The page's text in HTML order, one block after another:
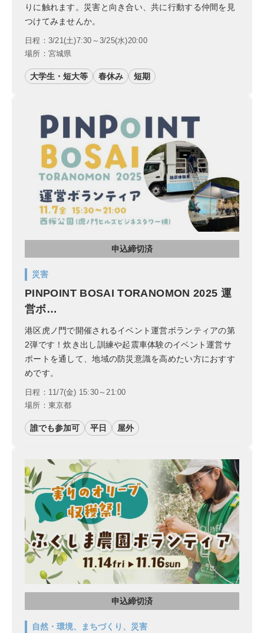
りに触れます。災害と向き合い、共に行動する仲間を見
つけてみませんか。
日程：3/21(土)7:30～3/25(水)20:00
場所：宮城県
大学生・短大等 春休み 短期
申込締切済
災害
PINPOINT BOSAI TORANOMON 2025 運
営ボ…
港区虎ノ門で開催されるイベント運営ボランティアの第
2弾です！炊き出し訓練や起震車体験のイベント運営サ
ポートを通して、地域の防災意識を高めたい方におすす
めです。
日程：11/7(金) 15:30～21:00
場所：東京都
誰でも参加可 平日 屋外
申込締切済
自然・環境、まちづくり、災害